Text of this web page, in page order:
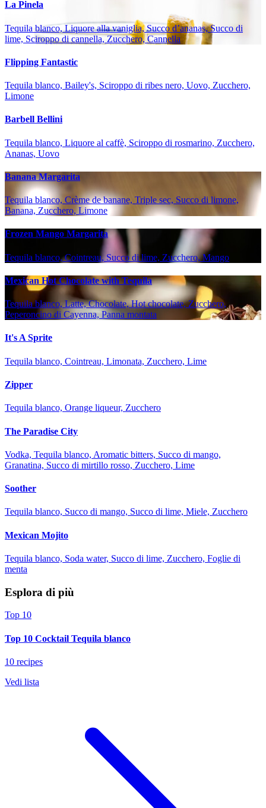
La Pinela
Tequila blanco, Liquore alla vaniglia, Succo d’ananas, Succo di
lime, Sciroppo di cannella, Zucchero, Cannella
Flipping Fantastic
Tequila blanco, Bailey's, Sciroppo di ribes nero, Uovo, Zucchero,
Limone
Barbell Bellini
Tequila blanco, Liquore al caffè, Sciroppo di rosmarino, Zucchero,
Ananas, Uovo
Banana Margarita
Tequila blanco, Crème de banane, Triple sec, Succo di limone,
Banana, Zucchero, Limone
Frozen Mango Margarita
Tequila blanco, Cointreau, Succo di lime, Zucchero, Mango
Mexican Hot Chocolate with Tequila
Tequila blanco, Latte, Chocolate, Hot chocolate, Zucchero,
Peperoncino di Cayenna, Panna montata
It's A Sprite
Tequila blanco, Cointreau, Limonata, Zucchero, Lime
Zipper
Tequila blanco, Orange liqueur, Zucchero
The Paradise City
Vodka, Tequila blanco, Aromatic bitters, Succo di mango,
Granatina, Succo di mirtillo rosso, Zucchero, Lime
Soother
Tequila blanco, Succo di mango, Succo di lime, Miele, Zucchero
Mexican Mojito
Tequila blanco, Soda water, Succo di lime, Zucchero, Foglie di
menta
Esplora di più
Top 10
Top 10 Cocktail Tequila blanco
10 recipes
Vedi lista